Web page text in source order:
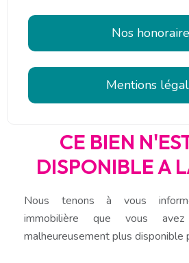
Nos
Mentions
CE BIEN
DISPONIBLE A
Nous tenons à vous
immobilière que vous
malheureusement plus disponible